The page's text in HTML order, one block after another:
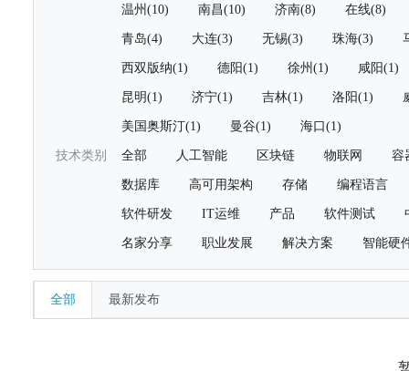
温州(10) 南昌(10) 济南(8) 在线(8)
青岛(4) 大连(3) 无锡(3) 珠海(3)
西双版纳(1) 德阳(1) 徐州(1) 咸阳(1)
昆明(1) 济宁(1) 吉林(1) 洛阳(1)
美国奥斯汀(1) 曼谷(1) 海口(1)
技术类别 全部 人工智能 区块链 物联网 容
数据库 高可用架构 存储 编程语言
软件研发 IT运维 产品 软件测试
名家分享 职业发展 解决方案 智能硬
全部 最新发布